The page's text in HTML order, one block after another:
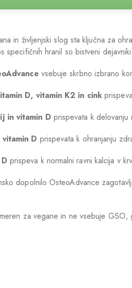
in življenjski slog sta ključna za
specifičnih hranil so bistveni
vsebuje skrbno izbrano
D, vitamin K2 in cink
in vitamin D prispevata k delovanju
D prispevata k ohranjanju
prispeva k normalni ravni kalcija v
dopolnilo OsteoAdvance
za vegane in ne vsebuje